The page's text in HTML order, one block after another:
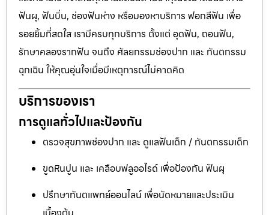
ฟันผุ, ฟันบิ่น, ช่องฟันห่าง หรือมองหาบริการ ฟอกสีฟัน เพื่อ
รอยยิ้มที่สดใส เรามีครบทุกบริการ ตั้งแต่ อุดฟัน, ถอนฟัน,
รักษาคลองรากฟัน จนถึง ศัลยกรรมช่องปาก และ ทันตกรรม
ฉุกเฉิน ให้คุณอุ่นใจเมื่อมีเหตุการณ์ไม่คาดคิด
บริการของเรา
การดูแลทั่วไปและป้องกัน
ตรวจสุขภาพช่องปาก และ ดูแลฟันเด็ก / ทันตกรรมเด็ก
ขูดหินปูน และ เคลือบฟลูออไรด์ เพื่อป้องกัน ฟันผุ
ปรึกษาทันตแพทย์ออนไลน์ เพื่อนัดหมายและประเมิน